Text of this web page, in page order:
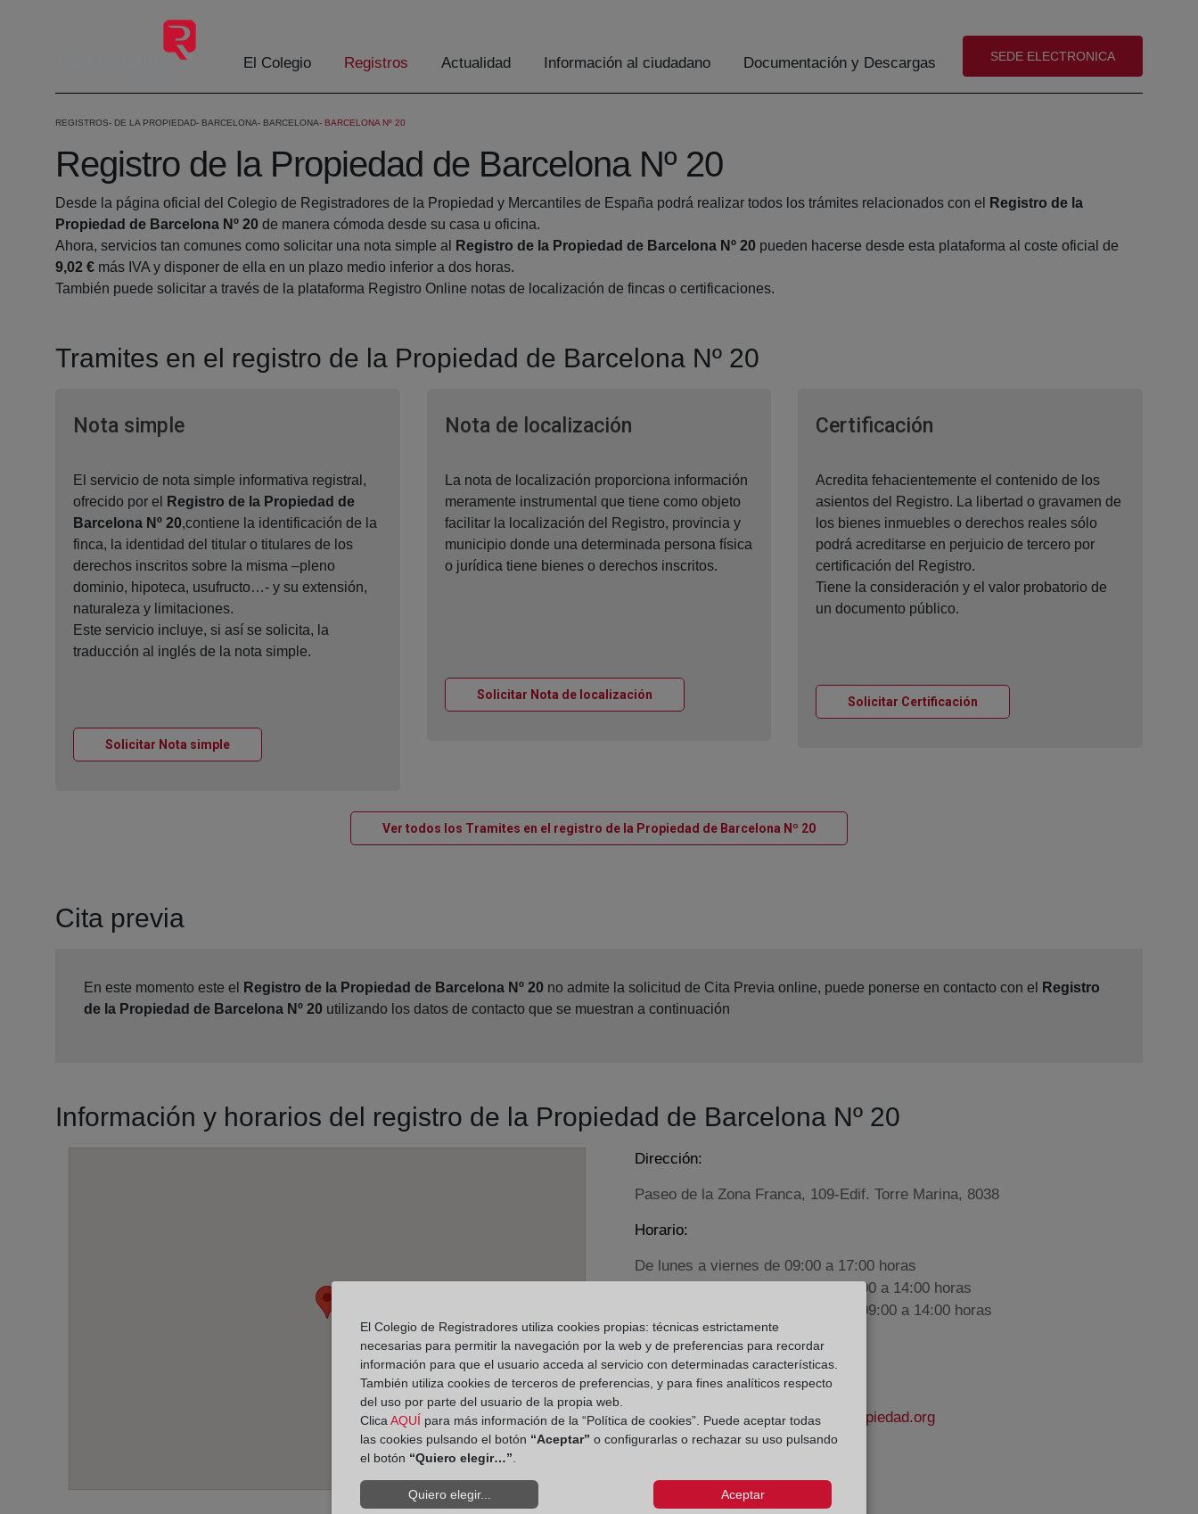
Saltar al contenido principal
El Colegio Registros Actualidad Información al ciudadano Documentación y Descargas (abre en nueva ventana)
SEDE ELECTRONICA
REGISTROS DE LA PROPIEDAD BARCELONA BARCELONA BARCELONA Nº 20
Registro de la Propiedad de Barcelona Nº 20
Desde la página oficial del Colegio de Registradores de la Propiedad y Mercantiles de España podrá realizar todos los trámites relacionados con el
Registro de la
Propiedad de Barcelona Nº 20 de manera cómoda desde su casa u oficina.
Ahora, servicios tan comunes como solicitar una nota simple al
Registro de la Propiedad de Barcelona Nº 20 pueden hacerse desde esta plataforma al coste oficial de
9,02 € más IVA y disponer de ella en un plazo medio inferior a dos horas.
También puede solicitar a través de la plataforma Registro Online notas de localización de fincas o certificaciones.
Tramites en el registro de la Propiedad de Barcelona Nº 20
Nota simpleVentana nueva
El servicio de nota simple informativa registral,
ofrecido por el
Registro de la Propiedad de
Barcelona Nº 20,contiene la identificación de la
finca, la identidad del titular o titulares de los
derechos inscritos sobre la misma –pleno
dominio, hipoteca, usufructo…- y su extensión,
naturaleza y limitaciones.
Este servicio incluye, si así se solicita, la
traducción al inglés de la nota simple.
Solicitar Nota simpleVentana nueva
Nota de localizaciónVentana nueva
La nota de localización proporciona información
meramente instrumental que tiene como objeto
facilitar la localización del Registro, provincia y
municipio donde una determinada persona física
o jurídica tiene bienes o derechos inscritos.
Solicitar Nota de localizaciónVentana nueva
Certificación
Acredita fehacientemente el contenido de los
asientos del Registro. La libertad o gravamen de
los bienes inmuebles o derechos reales sólo
podrá acreditarse en perjuicio de tercero por
certificación del Registro.
Tiene la consideración y el valor probatorio de
un documento público.
Solicitar Certificación
Ver todos los Tramites en el registro de la Propiedad de Barcelona Nº 20Ventana nueva
Cita previa
En este momento este el Registro de la Propiedad de Barcelona Nº 20 no admite la solicitud de Cita Previa online, puede ponerse en contacto con el
Registro
de la Propiedad de Barcelona Nº 20 utilizando los datos de contacto que se muestran a continuación
Información y horarios del registro de la Propiedad de Barcelona Nº 20
Dirección:
Paseo de la Zona Franca, 109-Edif. Torre Marina, 8038
Horario:
De lunes a viernes de 09:00 a 17:00 horas
Agosto: De lunes a viernes de 09:00 a 14:00 horas
Los días 24 y 31 de diciembre de 09:00 a 14:00 horas
Datos de contacto:
(93) 221 18 86
barcelona20@registrodelapropiedad.org
Datos del Registrador:
Delegado de Protección de Datos:
El Colegio de Registradores utiliza cookies propias: técnicas estrictamente
necesarias para permitir la navegación por la web y de preferencias para recordar
información para que el usuario acceda al servicio con determinadas características.
También utiliza cookies de terceros de preferencias, y para fines analíticos respecto
del uso por parte del usuario de la propia web.
ClicaAQUÍ para más información de la “Política de cookies”. Puede aceptar todas
las cookies pulsando el botón “Aceptar” o configurarlas o rechazar su uso pulsando
el botón “Quiero elegir…”.
Quiero elegir... Aceptar